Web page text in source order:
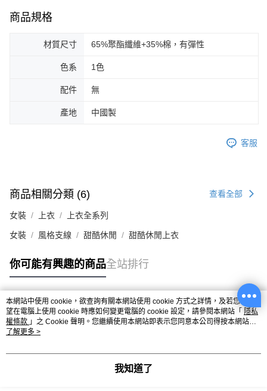
商品規格
材質尺寸 65%聚酯纖維+35%棉，有彈性
色系 1色
配件 無
產地 中國製
客服
商品相關分類 (6) 查看全部
女裝 上衣 上衣全系列
女裝 風格支線 甜酷休閒 甜酷休閒上衣
你可能有興趣的商品全站排行
熱門標籤
本網站中使用 cookie，欲查詢有關本網站使用 cookie 方式之詳情，及若您不希
望在電腦上使用 cookie 時應如何變更電腦的 cookie 設定，請參閱本網站「 隱私
權條款 」之 Cookie 聲明。您繼續使用本網站即表示您同意本公司得按本網站使
用條款之 Cookie 聲明使用 cookie。
了解更多 >
我知道了